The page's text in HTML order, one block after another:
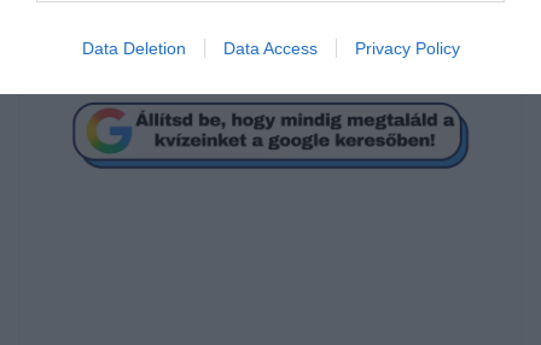
Data Deletion Data Access Privacy Policy
18